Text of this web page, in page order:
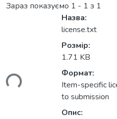
Зараз показуємо 1 - 1 з 1
Назва:
license.txt
Розмір:
1.71 KB
Формат:
Item-specific
to submission
Опис: